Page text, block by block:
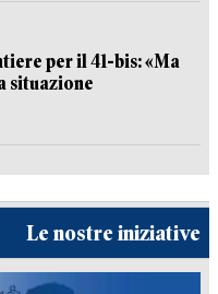
per il 41-bis: «Ma
situazione
Le nostre iniziative